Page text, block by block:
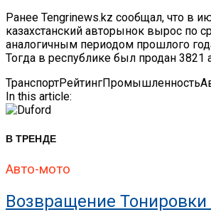
Ранее Tengrinews.kz сообщал, что в
казахстанский авторынок вырос по
аналогичным периодом прошлого
Тогда в республике был продан 3821
ТранспортРейтингПромышленность
In this article:
В ТРЕНДЕ
Авто-мото
Возвращение